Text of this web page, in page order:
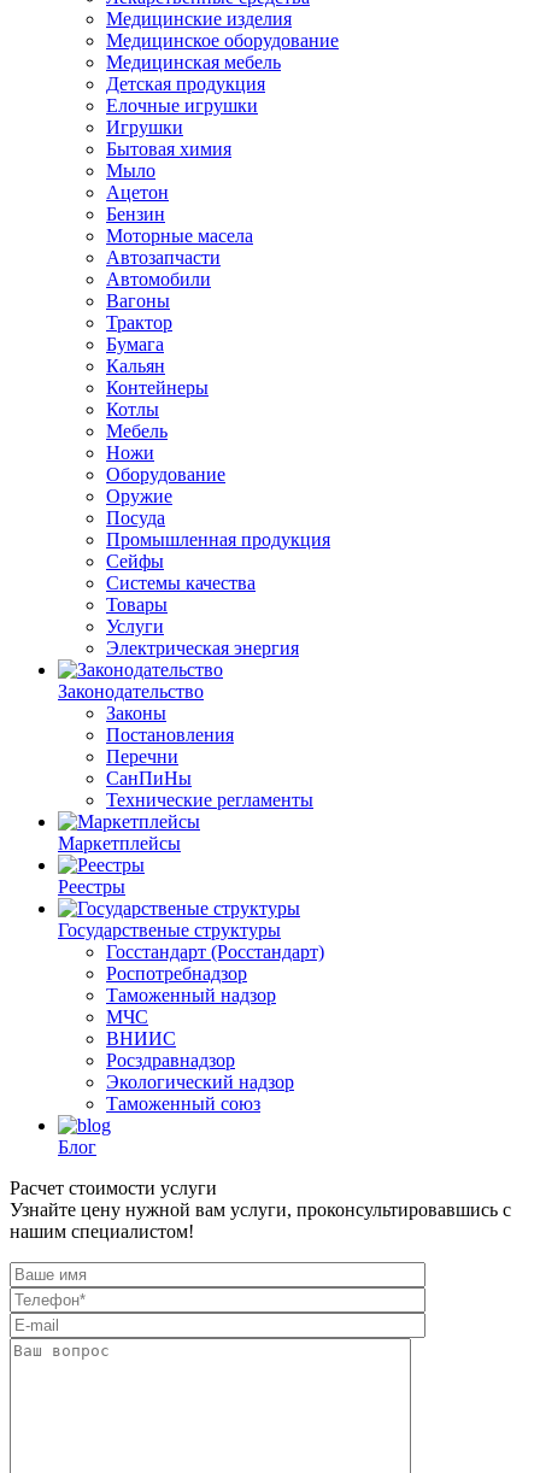
Медицинские изделия
Медицинское оборудование
Медицинская мебель
Детская продукция
Елочные игрушки
Игрушки
Бытовая химия
Мыло
Ацетон
Бензин
Моторные масела
Автозапчасти
Автомобили
Вагоны
Трактор
Бумага
Кальян
Контейнеры
Котлы
Мебель
Ножи
Оборудование
Оружие
Посуда
Промышленная продукция
Сейфы
Системы качества
Товары
Услуги
Электрическая энергия
Законодательство
Законы
Постановления
Перечни
СанПиНы
Технические регламенты
Маркетплейсы
Реестры
Государственые структуры
Госстандарт (Росстандарт)
Роспотребнадзор
Таможенный надзор
МЧС
ВНИИС
Росздравнадзор
Экологический надзор
Таможенный союз
Блог
Расчет стоимости услуги
Узнайте цену нужной вам услуги, проконсультировавшись с
нашим специалистом!